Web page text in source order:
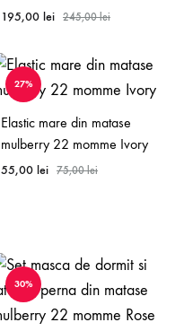
195,00 lei 245,00lei
27%
Elastic mare din matase
mulberry 22 momme Ivory
55,00 lei 75,00lei
30%